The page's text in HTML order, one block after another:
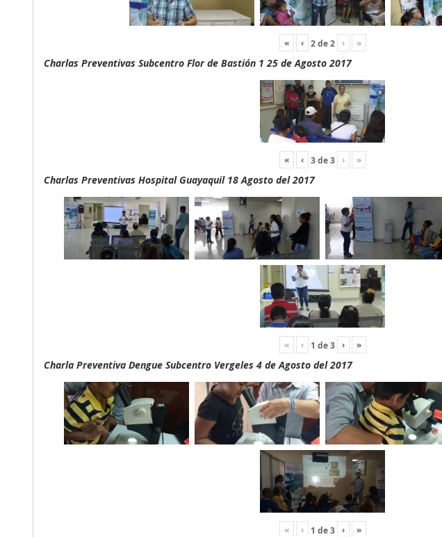
« ‹ 2de2 › »
Charlas Preventivas Subcentro Flor de Bastión 1 25 de Agosto 2017
« ‹ 3de3 › »
Charlas Preventivas Hospital Guayaquil 18 Agosto del 2017
« ‹ 1 de3 › »
Charla Preventiva Dengue Subcentro Vergeles 4 de Agosto del 2017
« ‹ 1 de3 › »